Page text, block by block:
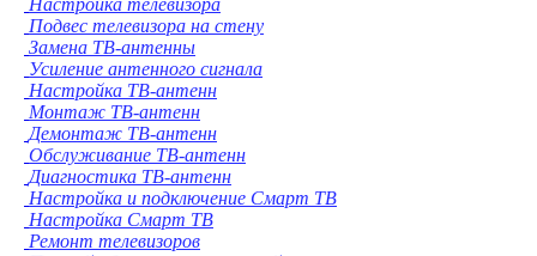
Настройка телевизора
Подвес телевизора на стену
Замена ТВ-антенны
Усиление антенного сигнала
Настройка ТВ-антенн
Монтаж ТВ-антенн
Демонтаж ТВ-антенн
Обслуживание ТВ-антенн
Диагностика ТВ-антенн
Настройка и подключение Смарт ТВ
Настройка Смарт ТВ
Ремонт телевизоров